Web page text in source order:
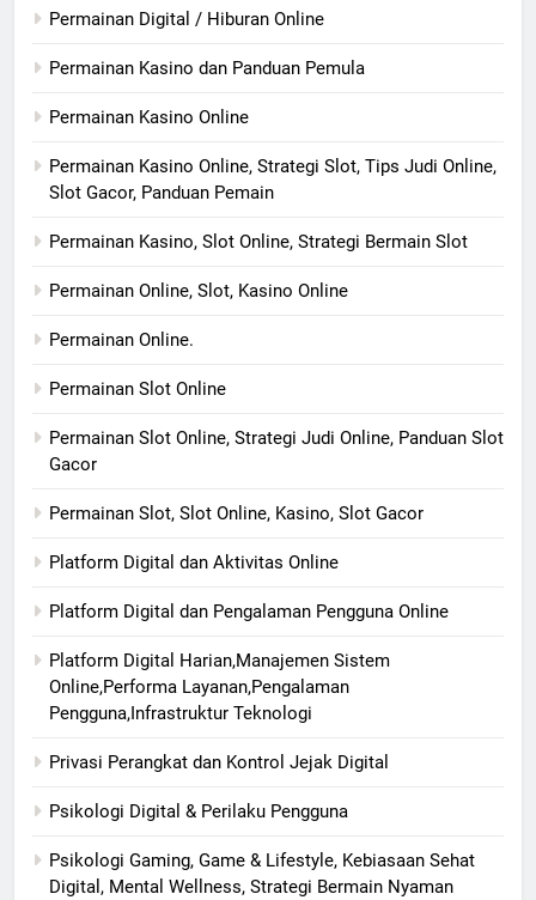
Permainan Digital / Hiburan Online
Permainan Kasino dan Panduan Pemula
Permainan Kasino Online
Permainan Kasino Online, Strategi Slot, Tips Judi Online,
Slot Gacor, Panduan Pemain
Permainan Kasino, Slot Online, Strategi Bermain Slot
Permainan Online, Slot, Kasino Online
Permainan Online.
Permainan Slot Online
Permainan Slot Online, Strategi Judi Online, Panduan Slot
Gacor
Permainan Slot, Slot Online, Kasino, Slot Gacor
Platform Digital dan Aktivitas Online
Platform Digital dan Pengalaman Pengguna Online
Platform Digital Harian,Manajemen Sistem
Online,Performa Layanan,Pengalaman
Pengguna,Infrastruktur Teknologi
Privasi Perangkat dan Kontrol Jejak Digital
Psikologi Digital & Perilaku Pengguna
Psikologi Gaming, Game & Lifestyle, Kebiasaan Sehat
Digital, Mental Wellness, Strategi Bermain Nyaman